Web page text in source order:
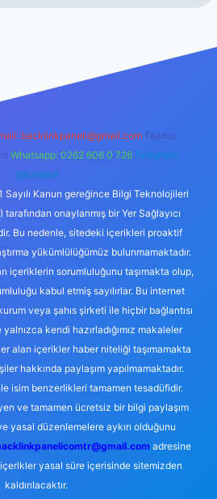
backlinkpaneli@gmail.com Teams:
Whatsapp: 0262 606 0 726 Telegram:
@karabul
Sayılı Kanun gereğince Bilgi Teknolojileri
onaylanmış bir Yer Sağlayıcı
Bu nedenle, sitedeki içerikleri proaktif
yükümlülüğümüz bulunmamaktadır.
içeriklerin sorumluluğunu taşımakta olup,
kabul etmiş sayılırlar. Bu internet
veya şahıs şirketi ile hiçbir bağlantısı
kendi hazırladığımız makaleler
alan içerikler haber niteliği taşımamakta
hakkında paylaşım yapılmamaktadır.
isim benzerlikleri tamamen tesadüfidir.
ve tamamen ücretsiz bir bilgi paylaşım
yasal düzenlemelere aykırı olduğunu
adresine
yasal süre içerisinde sitemizden
kaldırılacaktır.